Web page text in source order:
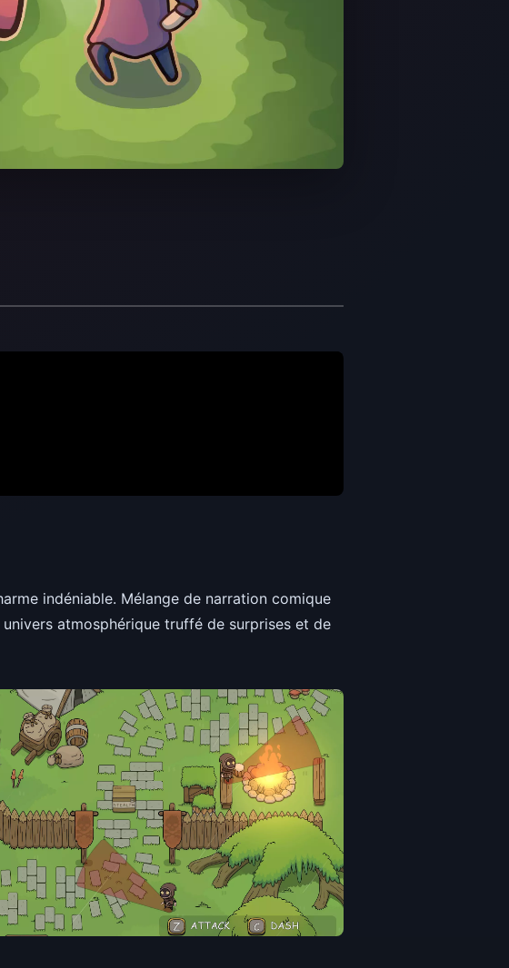
indéniable. Mélange de narration comique
atmosphérique truffé de surprises et de